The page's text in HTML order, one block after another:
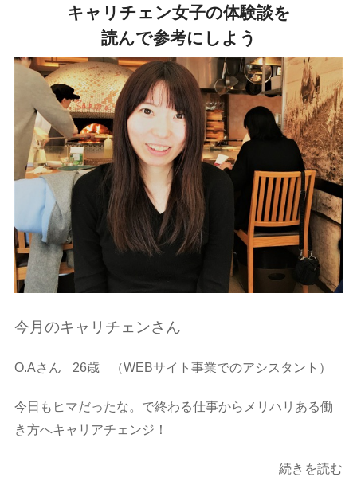
キャリチェン女子の体験談を
読んで参考にしよう
今月のキャリチェンさん
O.Aさん 26歳 （WEBサイト事業でのアシスタント）
今日もヒマだったな。で終わる仕事からメリハリある働
き方へキャリアチェンジ！
続きを読む